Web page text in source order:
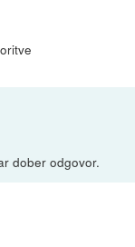
dober odgovor.